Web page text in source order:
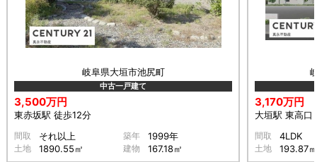
岐阜県大垣市池尻町
中古一戸建て
3,500万円
東赤坂駅 徒歩12分
間取 それ以上 築年 1999年
土地 1890.55㎡ 建物 167.18㎡
3,170万円
大垣駅 東高口
間取 4LDK
土地 193.87㎡